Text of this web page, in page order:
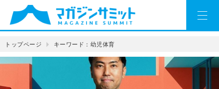
トップページ キーワード：幼児体育